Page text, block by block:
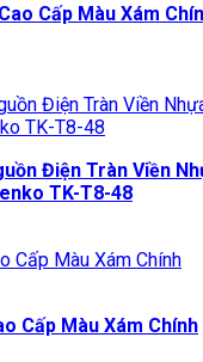
Cấp Màu Xám
Điện Tràn Viền
TK-T8-48
Cấp Màu Xám Chính